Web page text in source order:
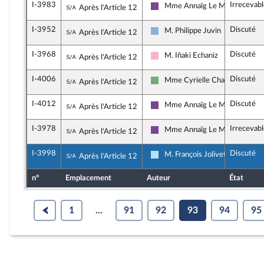
I-3983 Sous-amendement de l'amendement n°I-
Après l'Article 12 Ensemble pour la République
Mme Annaïg Le Meur
I-3952 Sous-amendement de l'amendement n°I-
Après l'Article 12 Droite Républicaine
M. Philippe Juvin Discuté
I-3968 Sous-amendement de l'amendement n°I-
Après l'Article 12 Socialistes et apparentés
M. Iñaki Echaniz Discuté
I-4006 Sous-amendement de l'amendement n°I-
Après l'Article 12 Écologiste et Social
Mme Cyrielle ChatelainDiscuté
I-4012 Sous-amendement de l'amendement n°I-
Après l'Article 12 Ensemble pour la République
Mme Annaïg Le MeurDiscuté
I-3978 Sous-amendement de l'amendement n°I-
Après l'Article 12 Ensemble pour la République
Mme Annaïg Le Meur
I-3998 Sous-amendement de l'amendement n°I-
Après l'Article 12 Horizons & Indépendants
M. François Jolivet Discuté
n° Emplacement Auteur État
1 ... 91 92 93 94 95